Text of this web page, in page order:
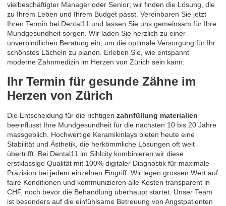
vielbeschäftigter Manager oder Senior; wir finden die Lösung, die
zu Ihrem Leben und Ihrem Budget passt. Vereinbaren Sie jetzt
Ihren Termin bei Dental11 und lassen Sie uns gemeinsam für Ihre
Mundgesundheit sorgen. Wir laden Sie herzlich zu einer
unverbindlichen Beratung ein, um die optimale Versorgung für Ihr
schönstes Lächeln zu planen. Erleben Sie, wie entspannt
moderne Zahnmedizin im Herzen von Zürich sein kann.
Ihr Termin für gesunde Zähne im
Herzen von Zürich
Die Entscheidung für die richtigen zahnfüllung materialien
beeinflusst Ihre Mundgesundheit für die nächsten 10 bis 20 Jahre
massgeblich. Hochwertige Keramikinlays bieten heute eine
Stabilität und Ästhetik, die herkömmliche Lösungen oft weit
übertrifft. Bei Dental11 im Sihlcity kombinieren wir diese
erstklassige Qualität mit 100% digitaler Diagnostik für maximale
Präzision bei jedem einzelnen Eingriff. Wir legen grossen Wert auf
faire Konditionen und kommunizieren alle Kosten transparent in
CHF, noch bevor die Behandlung überhaupt startet. Unser Team
ist besonders auf die einfühlsame Betreuung von Angstpatienten